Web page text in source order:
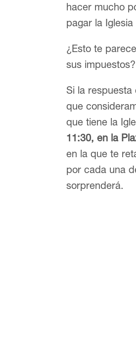
hacer mucho
pagar la
¿Esto te
sus impuestos?
Si la
que
que tiene la
11:30, en la
en la que te
por cada una
sorprenderá.